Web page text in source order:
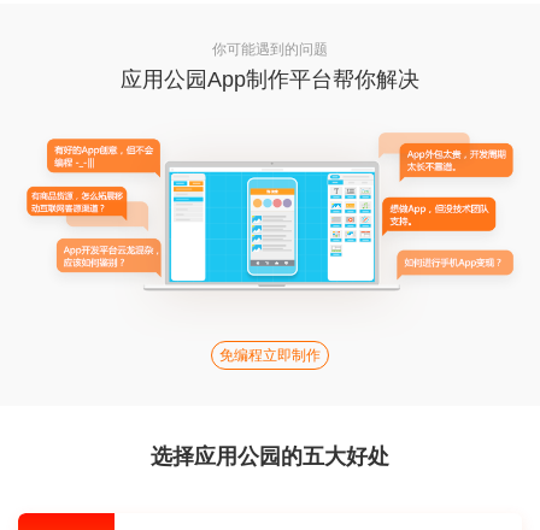
你可能遇到的问题
应用公园App制作平台帮你解决
免编程立即制作
选择应用公园的五大好处